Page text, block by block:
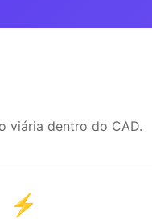
viária dentro do CAD.
⚡